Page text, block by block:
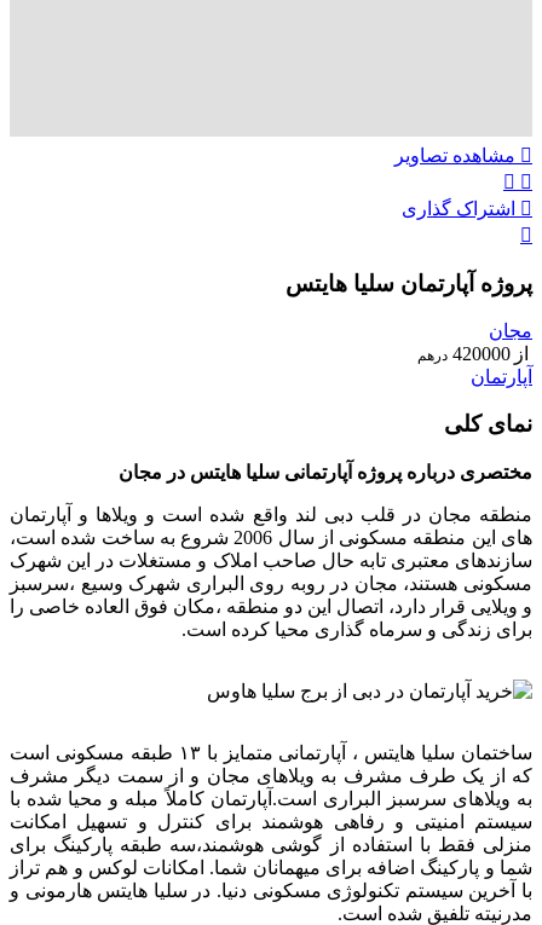
مشاهده تصاویر
اشتراک گذاری
پروژه آپارتمان سلیا هایتس
مجان
از 420000 درهم
آپارتمان
نمای کلی
مختصری درباره پروژه آپارتمانی سلیا هایتس در مجان
منطقه مجان در قلب دبی لند واقع شده است و ویلاها و آپارتمان
های این منطقه مسکونی از سال 2006 شروع به ساخت شده است،
سازندهای معتبری تابه حال صاحب املاک و مستغلات در این شهرک
مسکونی هستند، مجان در روبه روی البراری شهرک وسیع ،سرسبز
و ویلایی قرار دارد، اتصال این دو منطقه ،مکان فوق العاده خاصی را
برای زندگی و سرماه گذاری محیا کرده است.
ساختمان سلیا هایتس ، آپارتمانی متمایز با ۱۳ طبقه مسکونی است
که از یک طرف مشرف به ویلاهای مجان و از سمت دیگر مشرف
به ویلاهای سرسبز البراری است.آپارتمان کاملاً مبله و محیا شده با
سیستم امنیتی و رفاهی هوشمند برای کنترل و تسهیل امکانت
منزلی فقط با استفاده از گوشی هوشمند،سه طبقه پارکینگ برای
شما و پارکینگ اضافه برای میهمانان شما. امکانات لوکس و هم تراز
با آخرین سیستم تکنولوژی مسکونی دنیا. در سلیا هایتس هارمونی و
مدرنیته تلفیق شده است.